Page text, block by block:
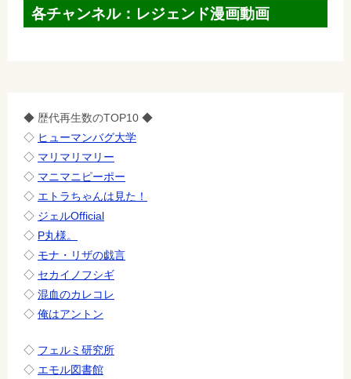
各チャンネル：レジェンド漫画動画
◆ 歴代再生数のTOP10 ◆
◇ ヒューマンバグ大学
◇ マリマリマリー
◇ マニマニピーポー
◇ エトラちゃんは見た！
◇ ジェルOfficial
◇ P丸様。
◇ モナ・リザの戯言
◇ セカイノフシギ
◇ 混血のカレコレ
◇ 俺はアントン
◇ フェルミ研究所
◇ エモル図書館